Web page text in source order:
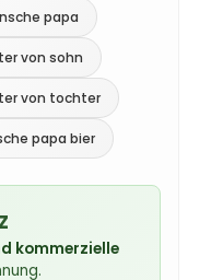
papa
von sohn
von tochter
papa bier
kommerzielle